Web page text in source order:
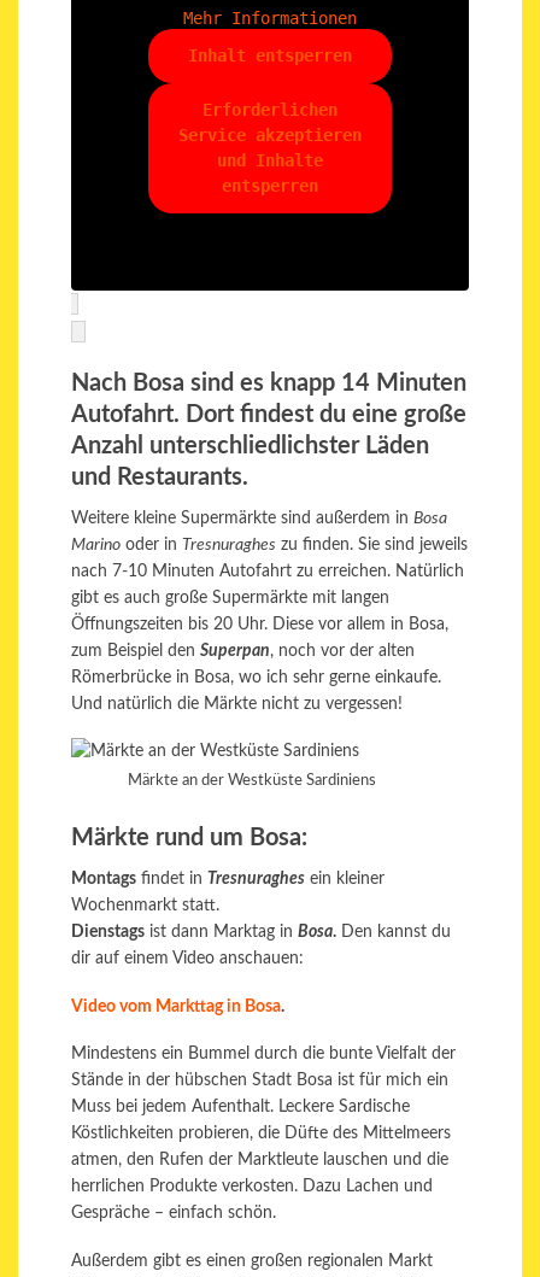
Mehr Informationen
Inhalt entsperren
Erforderlichen
Service akzeptieren
und Inhalte
entsperren
Nach Bosa sind es knapp 14 Minuten
Autofahrt. Dort findest du eine große
Anzahl unterschliedlichster Läden
und Restaurants.
Weitere kleine Supermärkte sind außerdem in Bosa
Marino oder in Tresnuraghes zu finden. Sie sind jeweils
nach 7-10 Minuten Autofahrt zu erreichen. Natürlich
gibt es auch große Supermärkte mit langen
Öffnungszeiten bis 20 Uhr. Diese vor allem in Bosa,
zum Beispiel den Superpan, noch vor der alten
Römerbrücke in Bosa, wo ich sehr gerne einkaufe.
Und natürlich die Märkte nicht zu vergessen!
Märkte an der Westküste Sardiniens
Märkte rund um Bosa:
Montags findet in Tresnuraghes ein kleiner
Wochenmarkt statt.
Dienstags ist dann Marktag in Bosa. Den kannst du
dir auf einem Video anschauen:
Video vom Markttag in Bosa.
Mindestens ein Bummel durch die bunte Vielfalt der
Stände in der hübschen Stadt Bosa ist für mich ein
Muss bei jedem Aufenthalt. Leckere Sardische
Köstlichkeiten probieren, die Düfte des Mittelmeers
atmen, den Rufen der Marktleute lauschen und die
herrlichen Produkte verkosten. Dazu Lachen und
Gespräche – einfach schön.
Außerdem gibt es einen großen regionalen Markt